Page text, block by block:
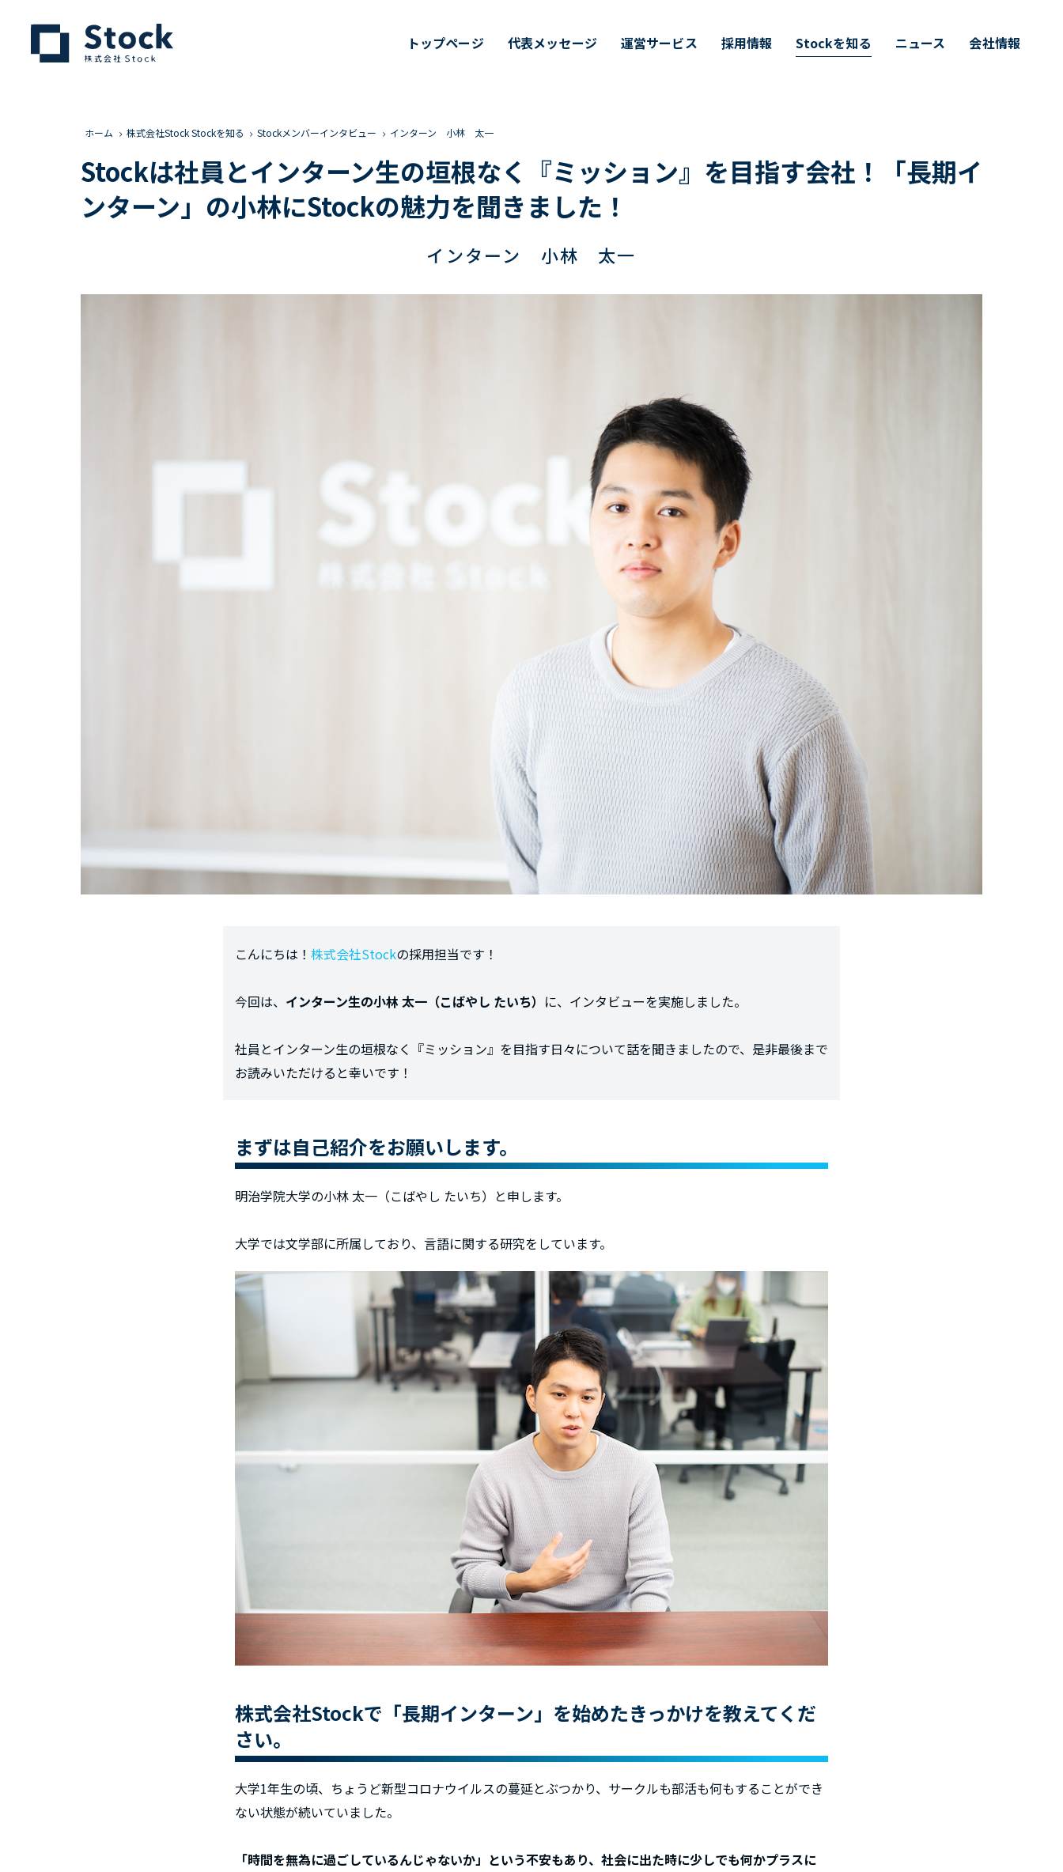
トップページ 代表メッセージ 運営サービス 採用情報 Stockを知る ニュース 会社情報
ホーム 株式会社Stock Stockを知る Stockメンバーインタビュー インターン 小林 太一
Stockは社員とインターン生の垣根なく『ミッション』を目指す会社！「長期イ
ンターン」の小林にStockの魅力を聞きました！
インターン 小林 太一
こんにちは！ 株式会社Stockの採用担当です！
今回は、 インターン生の小林 太一（こばやし たいち） に、インタビューを実施しました。
社員とインターン生の垣根なく『ミッション』を目指す日々について話を聞きましたので、是非最後まで
お読みいただけると幸いです！
まずは自己紹介をお願いします。
明治学院大学の小林 太一（こばやし たいち）と申します。
大学では文学部に所属しており、言語に関する研究をしています。
株式会社Stockで「長期インターン」を始めたきっかけを教えてくだ
さい。
大学1年生の頃、ちょうど新型コロナウイルスの蔓延とぶつかり、サークルも部活も何もすることができ
ない状態が続いていました。
「時間を無為に過ごしているんじゃないか」という不安もあり、社会に出た時に少しでも何かプラスに